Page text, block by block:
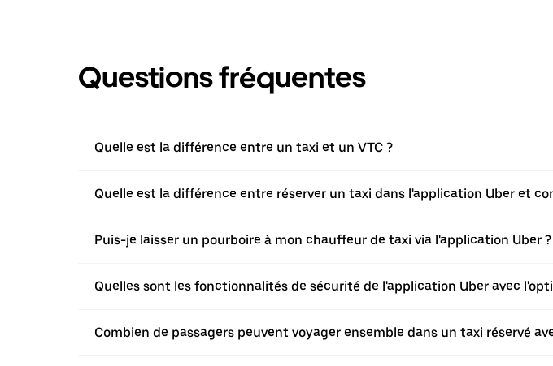
Questions fréquentes
Quelle est la différence entre un taxi et un VTC ?
Quelle est la différence entre réserver un taxi dans l'application Uber et
Puis-je laisser un pourboire à mon chauffeur de taxi via l'application Uber ?
Quelles sont les fonctionnalités de sécurité de l'application Uber avec
Combien de passagers peuvent voyager ensemble dans un taxi réservé